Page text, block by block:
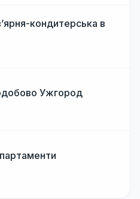
кондитерська в
Ужгород